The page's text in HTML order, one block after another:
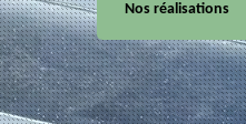
Nos réalisations